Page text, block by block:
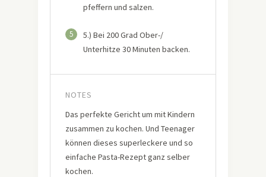
pfeffern und salzen.
5
5.) Bei 200 Grad Ober-/
Unterhitze 30 Minuten backen.
NOTES
Das perfekte Gericht um mit Kindern
zusammen zu kochen. Und Teenager
können dieses superleckere und so
einfache Pasta-Rezept ganz selber
kochen.